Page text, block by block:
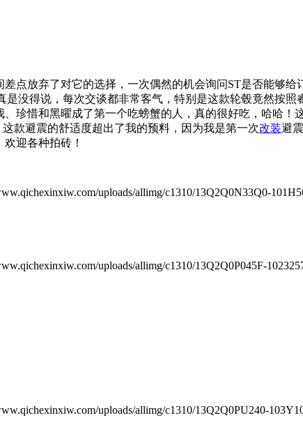
点放弃了对它的选择，一次偶然的机会询问ST是否能够给
没得说，每次交谈都非常客气，特别是这款轮毂竟然按
珍惜和黑曜成了第一个吃螃蟹的人，真的很好吃，哈哈！
款避震的舒适度超出了我的预料，因为我是第一次改装避
迎各种拍砖！
uploads/allimg/c1310/13Q2Q0N33Q0-
uploads/allimg/c1310/13Q2Q0P045F-
uploads/allimg/c1310/13Q2Q0PU240-